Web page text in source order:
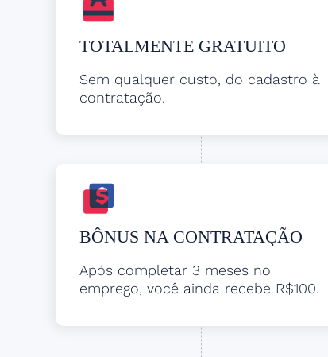
TOTALMENTE GRATUITO
Sem qualquer custo, do cadastro à
contratação.
BÔNUS NA CONTRATAÇÃO
Após completar 3 meses no
emprego, você ainda recebe R$100.